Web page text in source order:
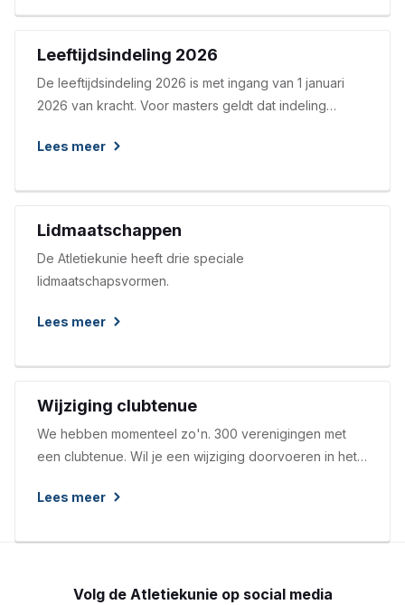
Leeftijdsindeling 2026
De leeftijdsindeling 2026 is met ingang van 1 januari
2026 van kracht. Voor masters geldt dat indeling
Lees meer
Lidmaatschappen
De Atletiekunie heeft drie speciale
lidmaatschapsvormen.
Lees meer
Wijziging clubtenue
We hebben momenteel zo'n. 300 verenigingen met
een clubtenue. Wil je een wijziging doorvoeren in het
Lees meer
Volg de Atletiekunie op social media